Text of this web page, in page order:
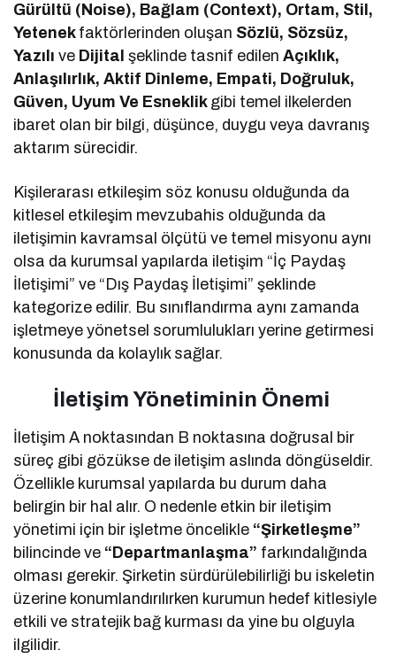
Gürültü (Noise), Bağlam (Context), Ortam, Stil,
Yetenek faktörlerinden oluşan Sözlü, Sözsüz,
Yazılı ve Dijital şeklinde tasnif edilenAçıklık,
Anlaşılırlık, Aktif Dinleme, Empati, Doğruluk,
Güven, Uyum Ve Esneklik gibi temel ilkelerden
ibaret olan bir bilgi, düşünce, duygu veya davranış
aktarım sürecidir.
Kişilerarası etkileşim söz konusu olduğunda da
kitlesel etkileşim mevzubahis olduğunda da
iletişimin kavramsal ölçütü ve temel misyonu aynı
olsa da kurumsal yapılarda iletişim “İç Paydaş
İletişimi” ve “Dış Paydaş İletişimi” şeklinde
kategorize edilir. Bu sınıflandırma aynı zamanda
işletmeye yönetsel sorumlulukları yerine getirmesi
konusunda da kolaylık sağlar.
İletişim Yönetiminin Önemi
İletişim A noktasından B noktasına doğrusal bir
süreç gibi gözükse de iletişim aslında döngüseldir.
Özellikle kurumsal yapılarda bu durum daha
belirgin bir hal alır. O nedenle etkin bir iletişim
yönetimi için bir işletme öncelikle “Şirketleşme”
bilincinde ve “Departmanlaşma” farkındalığında
olması gerekir. Şirketin sürdürülebilirliği bu iskeletin
üzerine konumlandırılırken kurumun hedef kitlesiyle
etkili ve stratejik bağ kurması da yine bu olguyla
ilgilidir.